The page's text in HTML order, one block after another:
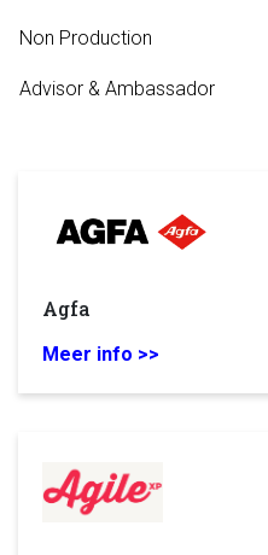
Non Production
Advisor & Ambassador
Agfa
Meer info >>